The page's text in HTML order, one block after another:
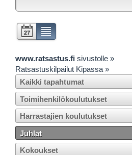
www.ratsastus.fi sivustolle »
Ratsastuskilpailut Kipassa »
Kaikki tapahtumat
Toimihenkilökoulutukset
Harrastajien koulutukset
Juhlat
Kokoukset